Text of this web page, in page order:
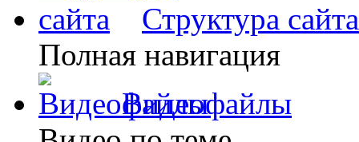
Структура сайта
Полная навигация
Видеофайлы